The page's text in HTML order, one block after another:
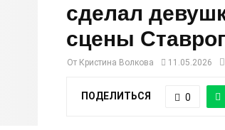
сделал
сцены
От Кристина Волкова 11.05.2026
ПОДЕЛИТЬСЯ 0